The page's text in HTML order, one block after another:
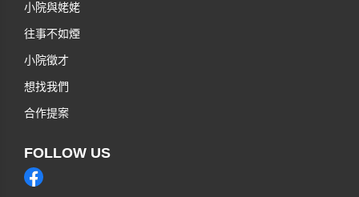
小院與姥姥
往事不如煙
小院徵才
想找我們
合作提案
FOLLOW US